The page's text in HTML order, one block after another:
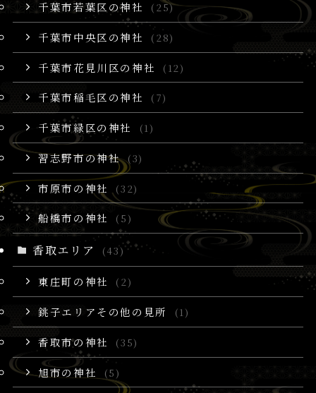
千葉市若葉区の神社 (25)
千葉市中央区の神社 (28)
千葉市花見川区の神社 (12)
千葉市稲毛区の神社 (7)
千葉市緑区の神社 (1)
習志野市の神社 (3)
市原市の神社 (32)
船橋市の神社 (5)
香取エリア (43)
東庄町の神社 (2)
銚子エリアその他の見所 (1)
香取市の神社 (35)
旭市の神社 (5)